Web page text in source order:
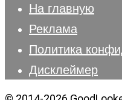
На главную
Реклама
Политика
Дисклеймер